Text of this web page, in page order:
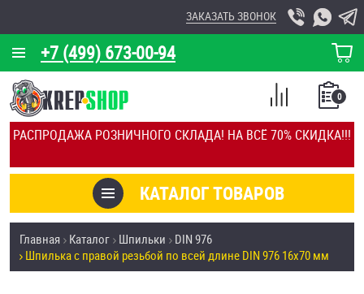
РАСПРОДАЖА РОЗНИЧНОГО СКЛАДА! НА ВСЁ 70% СКИДКА!!!
+7 (499) 673-00-94
ЗАКАЗАТЬ ЗВОНОК
КОРЗИНА
О КОМПАНИИ
КАЛЬКУЛЯТОР
ОТЗЫВЫ
УСЛУГИ
СКИДКИ
КАТАЛОГ ТОВАРОВ
0
СПИСОК
СРАВНЕНИЕ
Товары со скидкой
Анкеры
Главная Каталог Шпильки
DIN 976
Шпилька с правой резьбой по всей длине DIN 976 16х70 мм